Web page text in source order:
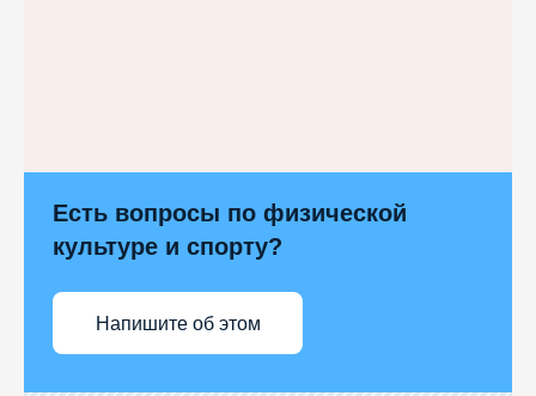
Есть вопросы по физической
культуре и спорту?
Напишите об этом